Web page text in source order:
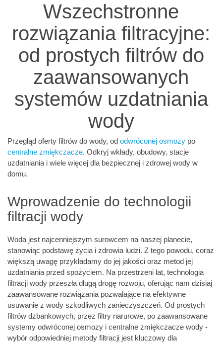
Wszechstronne
rozwiązania filtracyjne:
od prostych filtrów do
zaawansowanych
systemów uzdatniania
wody
Przegląd oferty filtrów do wody, od odwróconej osmozy po
centralne zmiękczacze. Odkryj wkłady, obudowy, stacje
uzdatniania i wiele więcej dla bezpiecznej i zdrowej wody w
domu.
Wprowadzenie do technologii
filtracji wody
Woda jest najcenniejszym surowcem na naszej planecie,
stanowiąc podstawę życia i zdrowia ludzi. Z tego powodu, coraz
większą uwagę przykładamy do jej jakości oraz metod jej
uzdatniania przed spożyciem. Na przestrzeni lat, technologia
filtracji wody przeszła długą drogę rozwoju, oferując nam dzisiaj
zaawansowane rozwiązania pozwalające na efektywne
usuwanie z wody szkodliwych zanieczyszczeń. Od prostych
filtrów dzbankowych, przez filtry narurowe, po zaawansowane
systemy odwróconej osmozy i centralne zmiękczacze wody -
wybór odpowiedniej metody filtracji jest kluczowy dla